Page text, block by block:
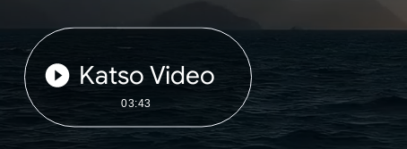
Katso Video
03:43